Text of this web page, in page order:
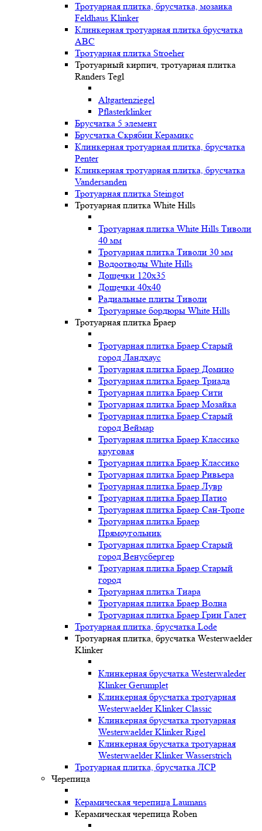
Тротуарная плитка, брусчатка, мозаика
Feldhaus Klinker
Клинкерная тротуарная плитка брусчатка
ABC
Тротуарная плитка Stroeher
Тротуарный кирпич, тротуарная плитка
Randers Tegl
Altgartenziegel
Pflasterklinker
Брусчатка 5 элемент
Брусчатка Скрябин Керамикс
Клинкерная тротуарная плитка, брусчатка
Penter
Клинкерная тротуарная плитка, брусчатка
Vandersanden
Тротуарная плитка Steingot
Тротуарная плитка White Hills
Тротуарная плитка White Hills Тиволи
40 мм
Тротуарная плитка Тиволи 30 мм
Водоотводы White Hills
Дощечки 120x35
Дощечки 40x40
Радиальные плиты Тиволи
Тротуарные бордюры White Hills
Тротуарная плитка Браер
Тротуарная плитка Браер Старый
город Ландхаус
Тротуарная плитка Браер Домино
Тротуарная плитка Браер Триада
Тротуарная плитка Браер Сити
Тротуарная плитка Браер Мозайка
Тротуарная плитка Браер Старый
город Веймар
Тротуарная плитка Браер Классико
круговая
Тротуарная плитка Браер Классико
Тротуарная плитка Браер Ривьера
Тротуарная плитка Браер Лувр
Тротуарная плитка Браер Патио
Тротуарная плитка Браер Сан-Тропе
Тротуарная плитка Браер
Прямоугольник
Тротуарная плитка Браер Старый
город Венусбергер
Тротуарная плитка Браер Старый
город
Тротуарная плитка Тиара
Тротуарная плитка Браер Волна
Тротуарная плитка Браер Грин Галет
Тротуарная плитка, брусчатка Lode
Тротуарная плитка, брусчатка Westerwaelder
Klinker
Клинкерная брусчатка Westerwaleder
Klinker Gerumplet
Клинкерная брусчатка тротуарная
Westerwaelder Klinker Classic
Клинкерная брусчатка тротуарная
Westerwaelder Klinker Rigel
Клинкерная брусчатка тротуарная
Westerwaelder Klinker Wasserstrich
Тротуарная плитка, брусчатка ЛСР
Черепица
Керамическая черепица Laumans
Керамическая черепица Roben